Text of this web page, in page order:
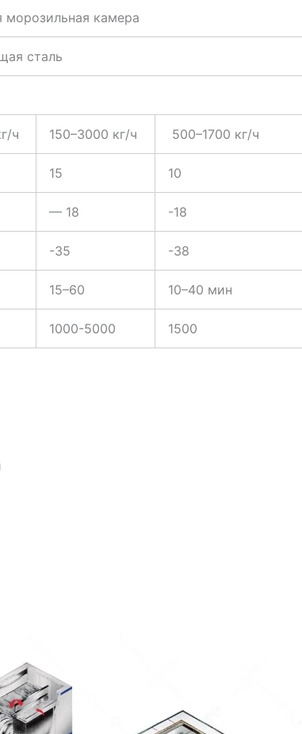
морозильная камера
сталь
ч 150–3000 кг/ч 500–1700 кг/ч
15 10
— 18 -18
-35 -38
15–60 10–40 мин
1000-5000 1500